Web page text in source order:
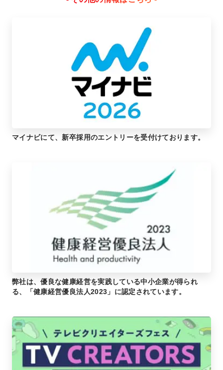
マイナビにて、新卒採用のエントリーを受付けております。
弊社は、優良な健康経営を実践している中小企業が得られ
る、「健康経営優良法人2023」に認定されています。